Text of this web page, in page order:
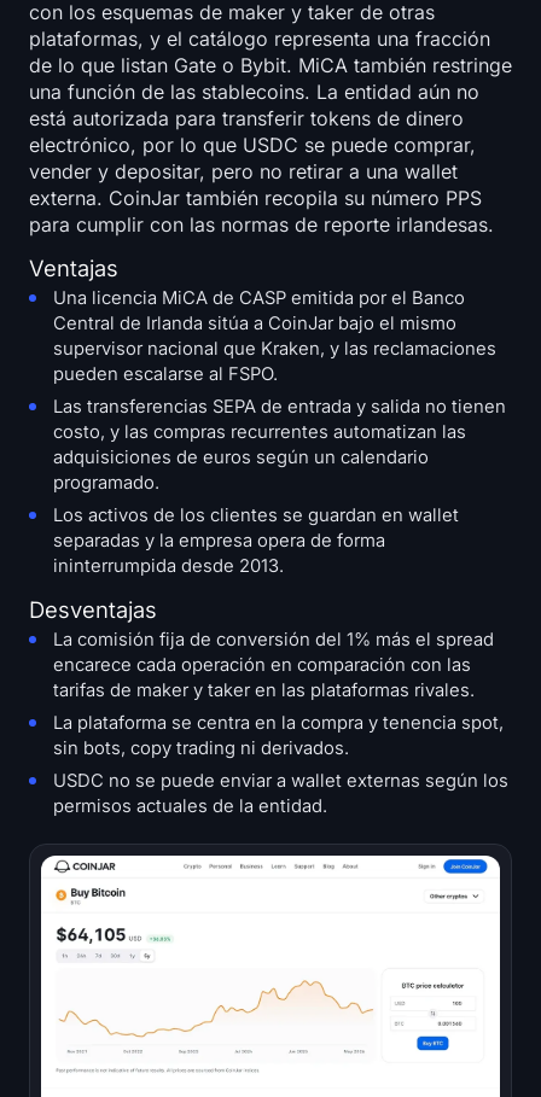
con los esquemas de maker y taker de otras
plataformas, y el catálogo representa una fracción
de lo que listan Gate o Bybit. MiCA también restringe
una función de las stablecoins. La entidad aún no
está autorizada para transferir tokens de dinero
electrónico, por lo que USDC se puede comprar,
vender y depositar, pero no retirar a una wallet
externa. CoinJar también recopila su número PPS
para cumplir con las normas de reporte irlandesas.
Ventajas
Una licencia MiCA de CASP emitida por el Banco
Central de Irlanda sitúa a CoinJar bajo el mismo
supervisor nacional que Kraken, y las reclamaciones
pueden escalarse al FSPO.
Las transferencias SEPA de entrada y salida no tienen
costo, y las compras recurrentes automatizan las
adquisiciones de euros según un calendario
programado.
Los activos de los clientes se guardan en wallet
separadas y la empresa opera de forma
ininterrumpida desde 2013.
Desventajas
La comisión fija de conversión del 1% más el spread
encarece cada operación en comparación con las
tarifas de maker y taker en las plataformas rivales.
La plataforma se centra en la compra y tenencia spot,
sin bots, copy trading ni derivados.
USDC no se puede enviar a wallet externas según los
permisos actuales de la entidad.